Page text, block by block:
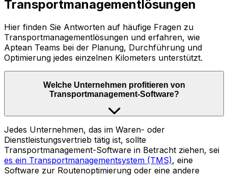
Transportmanagementlösungen
Hier finden Sie Antworten auf häufige Fragen zu
Transportmanagementlösungen und erfahren, wie
Aptean Teams bei der Planung, Durchführung und
Optimierung jedes einzelnen Kilometers unterstützt.
Welche Unternehmen profitieren von
Transportmanagement-Software?
Jedes Unternehmen, das im Waren- oder
Dienstleistungsvertrieb tätig ist, sollte
Transportmanagement-Software in Betracht ziehen, sei
es ein Transportmanagementsystem (TMS), eine
Software zur Routenoptimierung oder eine andere